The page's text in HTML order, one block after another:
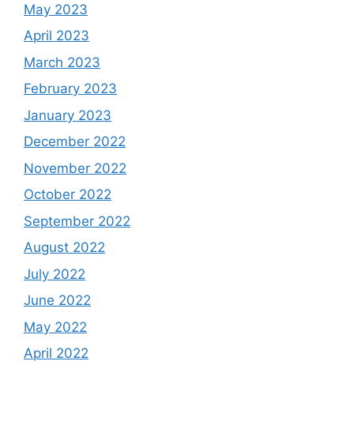
May 2023
April 2023
March 2023
February 2023
January 2023
December 2022
November 2022
October 2022
September 2022
August 2022
July 2022
June 2022
May 2022
April 2022